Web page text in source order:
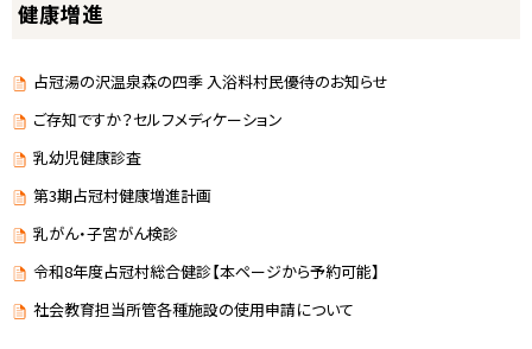
健康増進
占冠湯の沢温泉森の四季 入浴料村民優待のお知らせ
ご存知ですか？セルフメディケーション
乳幼児健康診査
第3期占冠村健康増進計画
乳がん・子宮がん検診
令和8年度占冠村総合健診【本ページから予約可能】
社会教育担当所管各種施設の使用申請について